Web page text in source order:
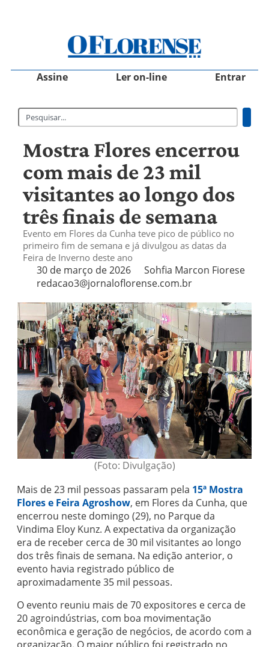
Assine Ler on-line Entrar
Mostra Flores encerrou
com mais de 23 mil
visitantes ao longo dos
três finais de semana
Evento em Flores da Cunha teve pico de público no
primeiro fim de semana e já divulgou as datas da
Feira de Inverno deste ano
30 de março de 2026
Sohfia Marcon Fiorese
redacao3@jornaloflorense.com.br
(Foto: Divulgação)
Mais de 23 mil pessoas passaram pela 15ª Mostra
Flores e Feira Agroshow, em Flores da Cunha, que
encerrou neste domingo (29), no Parque da
Vindima Eloy Kunz. A expectativa da organização
era de receber cerca de 30 mil visitantes ao longo
dos três finais de semana. Na edição anterior, o
evento havia registrado público de
aproximadamente 35 mil pessoas.
O evento reuniu mais de 70 expositores e cerca de
20 agroindústrias, com boa movimentação
econômica e geração de negócios, de acordo com a